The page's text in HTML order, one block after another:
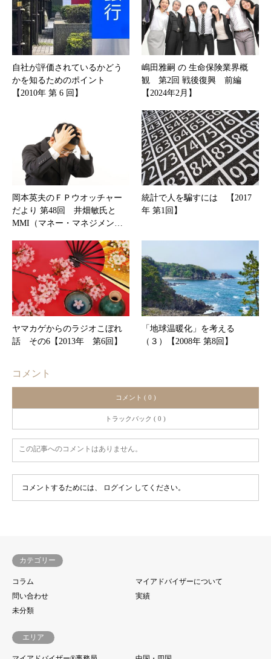
自社が評価されているかどう
かを知るためのポイント
【2010年 第 6 回】
嶋田雅嗣 の 生命保険業界概
観 第2回 戦後復興 前編
【2024年2月】
岡本英夫のＦＰウオッチャー
だより 第48回 井畑敏氏と
MMI（マネー・マネジメン…
統計で人を騙すには 【2017
年 第1回】
ヤマカゲからのラジオこぼれ
話 その6【2013年 第6回】
「地球温暖化」を考える
（３）【2008年 第8回】
コメント
コメント ( 0 )
トラックバック ( 0 )
この記事へのコメントはありません。
コメントするためには、 ログイン してください。
カテゴリー
コラム
マイアドバイザーについて
問い合わせ
実績
未分類
エリア